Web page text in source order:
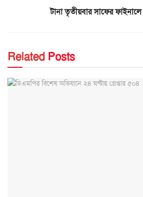
টানা তৃতীয়বার সাফের
Related Posts